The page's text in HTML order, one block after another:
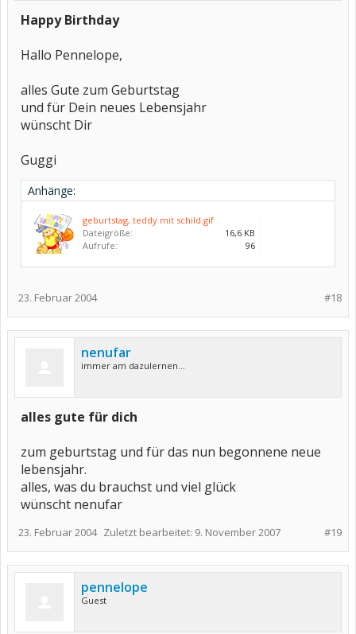
Happy Birthday
Hallo Pennelope,
alles Gute zum Geburtstag
und für Dein neues Lebensjahr
wünscht Dir
Guggi
Anhänge:
geburtstag, teddy mit schild.gif
Dateigröße:
16,6 KB
Aufrufe:
96
#18
23. Februar 2004
nenufar
immer am dazulernen...
alles gute für dich
zum geburtstag und für das nun begonnene neue
lebensjahr.
alles, was du brauchst und viel glück
wünscht nenufar
#19
23. Februar 2004 Zuletzt bearbeitet: 9. November 2007
pennelope
Guest